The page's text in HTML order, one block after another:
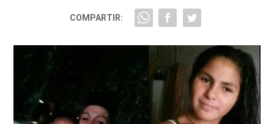
COMPARTIR: